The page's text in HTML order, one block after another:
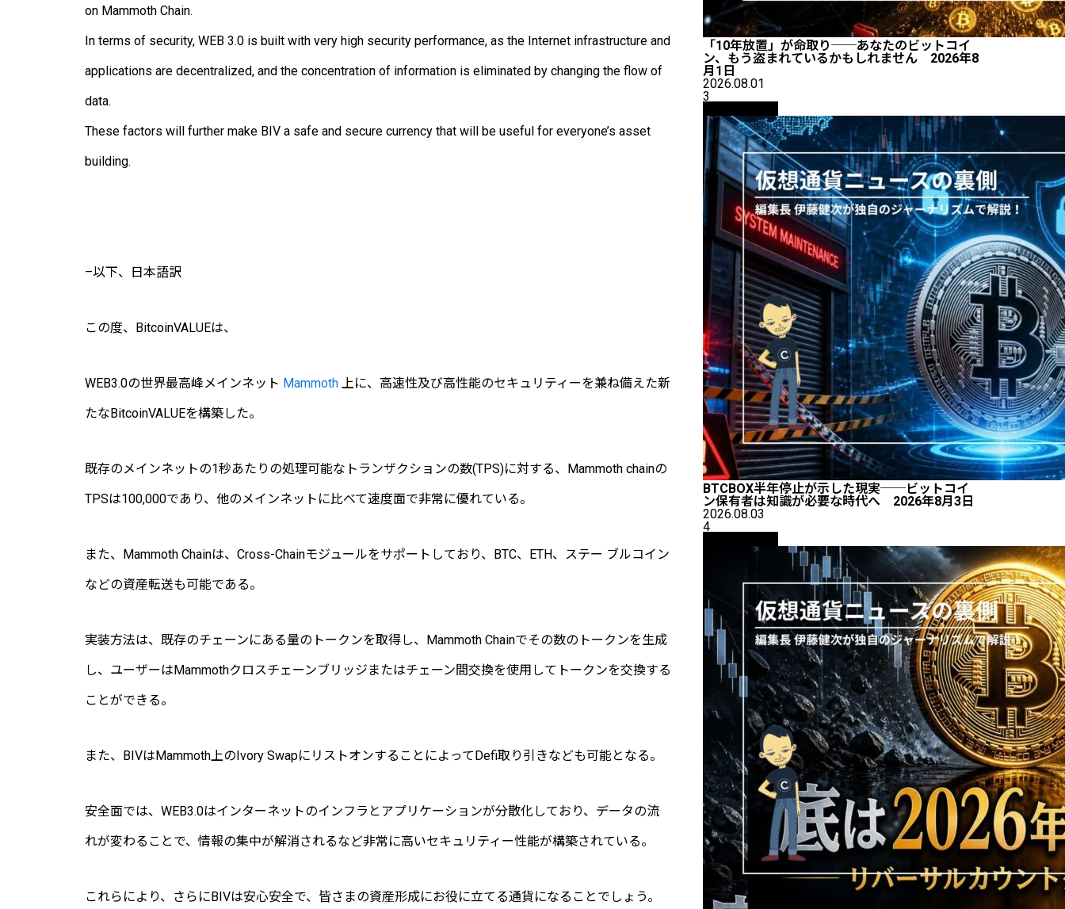
on Mammoth Chain.
In terms of security, WEB 3.0 is built with very high security performance, as the Internet infrastructure and
applications are decentralized, and the concentration of information is eliminated by changing the flow of
data.
These factors will further make BIV a safe and secure currency that will be useful for everyone’s asset
building.
–以下、日本語訳
この度、 BitcoinVALUEは、
WEB3.0の世界最高峰メインネット Mammoth 上に、高速性及び高性能のセキュリティーを兼ね備えた新
たなBitcoinVALUEを構築した。
既存のメインネットの1秒あたりの処理可能なトランザクションの数(TPS)に対する、 Mammoth chainの
TPSは100,000であり、他のメインネットに比べて速度面で非常に優れている。
また、 Mammoth Chainは、 Cross-Chainモジュールをサポートしており、 BTC、 ETH、ステー ブルコイン
などの資産転送も可能である。
実装方法は、既存のチェーンにある量のトークンを取得し、 Mammoth Chainでその数のトークンを生成
し、ユーザーはMammothクロスチェーンブリッジまたはチェーン間交換を使用してトークンを交換する
ことができる。
また、 BIVはMammoth上のIvory SwapにリストオンすることによってDefi取り引きなども可能となる。
安全面では、 WEB3.0はインターネットのインフラとアプリケーションが分散化しており、データの流
れが変わることで、情報の集中が解消されるなど非常に高いセキュリティー性能が構築されている。
これらにより、さらにBIVは安心安全で、皆さまの資産形成にお役に立てる通貨になることでしょう。
「10年放置」が命取り──あなたのビットコイ
ン、もう盗まれているかもしれません 2026年8
月1日
2026.08.01
3
BTCBOX半年停止が示した現実──ビットコイ
ン保有者は知識が必要な時代へ 2026年8月3日
2026.08.03
4